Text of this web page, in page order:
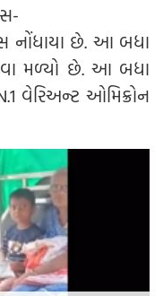
નોંધાયા છે. આ બધા
જોવા મળ્યો છે. આ બધા
વેરિઅન્ટ ઓમિક્રોન